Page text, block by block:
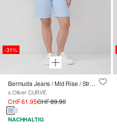
-31%
Bermuda Jeans / Mid Rise / Straight Fit
s.Oliver CURVE
CHF 61.95CHF 89.90
NACHHALTIG